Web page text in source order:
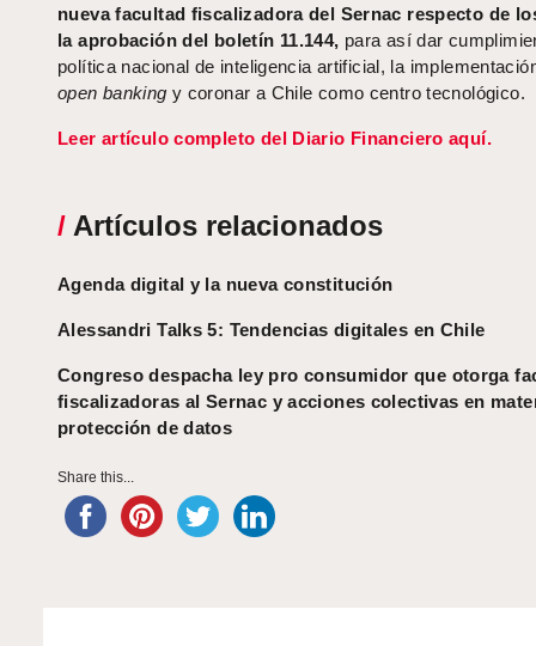
nueva facultad fiscalizadora del Sernac respecto de
la aprobación del boletín 11.144, para así dar
política nacional de inteligencia artificial, la
open banking y coronar a Chile como centro tecnológico.
Leer artículo completo del Diario Financiero aquí.
/ Artículos relacionados
Agenda digital y la nueva constitución
Alessandri Talks 5: Tendencias digitales en Chile
Congreso despacha ley pro consumidor que otorga
fiscalizadoras al Sernac y acciones colectivas en
protección de datos
Share this...